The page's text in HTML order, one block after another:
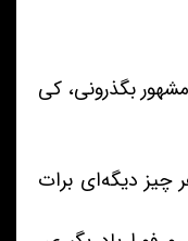
بگذرونی، کی
چیز دیگه‌ای برات